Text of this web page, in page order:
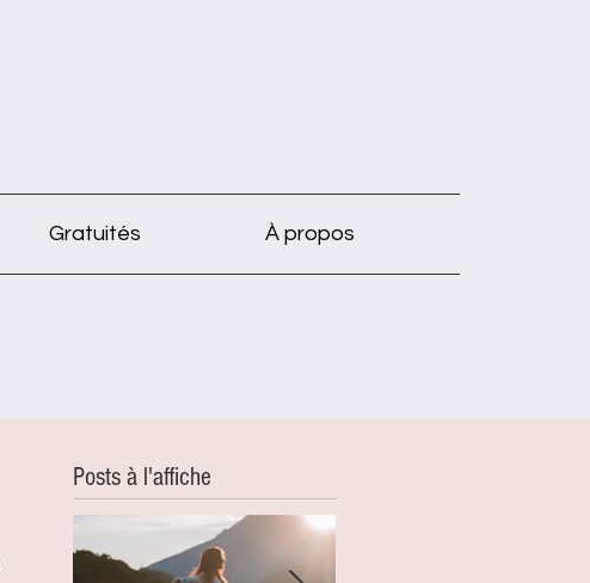
Gratuités À propos
Posts à l'affiche